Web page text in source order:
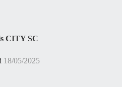
CITY SC
18/05/2025